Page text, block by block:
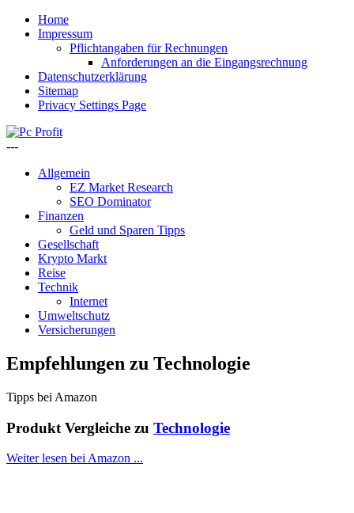
Home
Impressum
Pflichtangaben für Rechnungen
Anforderungen an die Eingangsrechnung
Datenschutzerklärung
Sitemap
Privacy Settings Page
---
Allgemein
EZ Market Research
SEO Dominator
Finanzen
Geld und Sparen Tipps
Gesellschaft
Krypto Markt
Reise
Technik
Internet
Umweltschutz
Versicherungen
Empfehlungen zu Technologie
Tipps bei Amazon
Produkt Vergleiche zu Technologie
Weiter lesen bei Amazon ...